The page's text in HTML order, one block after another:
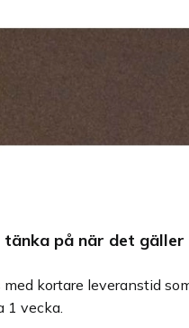
på när det gäller
kortare leveranstid
1 vecka.